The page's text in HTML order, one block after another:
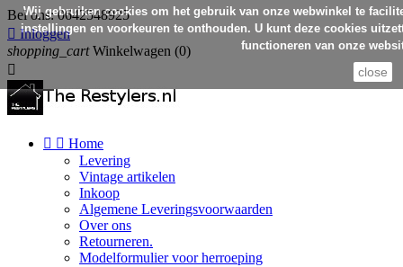
Bel ons:0642548925
 Inloggen
shopping_cart Winkelwagen (0)

  Home
Levering
Vintage artikelen
Inkoop
Algemene Leveringsvoorwaarden
Over ons
Retourneren.
Modelformulier voor herroeping
Wij gebruiken cookies om het gebruik van onze webwinkel te
instellingen en voorkeuren te onthouden. U kunt deze cookies
functioneren van onze
close